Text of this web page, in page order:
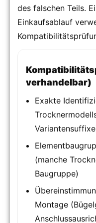
des falschen Teils.
Einkaufsablauf
verhandelbar)
Exakte
(manche
Baugruppe)
Montage